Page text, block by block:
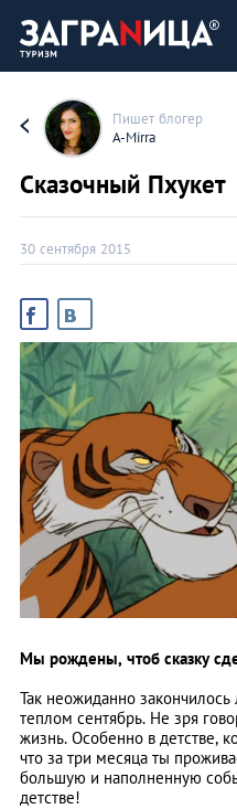
Пишет блогер
A-Mirra
Сказочный Пхукет
30 сентября 2015
Мы рождены, чтоб сказку
Так неожиданно
теплом сентябрь. Не зря
жизнь. Особенно в детстве,
что за три месяца ты
большую и наполненную
детстве!